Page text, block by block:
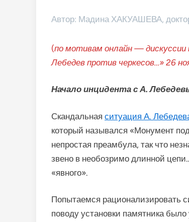
Автор: Мадина ХАКУАШЕВА,
(по мотивам онлайн — дискуссии
Лебедев против черкесов…» 26
Начало инцидента с А.
Скандальная ситуация А.
который назывался «Монумент
непростая преамбула, так что
звено в необозримо длинной
«явного».
Попытаемся рационализировать
поводу установки памятника